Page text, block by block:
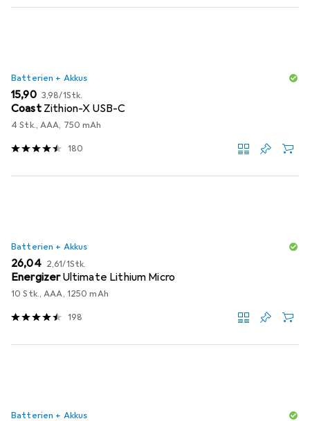
Batterien + Akkus
EUR
15,90 EUR
3,98/1Stk.
Coast Zithion-X USB-C
4 Stk., AAA, 750 mAh
180
Batterien + Akkus
EUR
26,04 EUR
2,61/1Stk.
EnergizerUltimate Lithium Micro
10 Stk., AAA, 1250 mAh
198
Batterien + Akkus